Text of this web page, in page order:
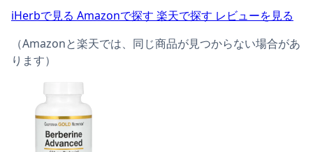
iHerbで見る Amazonで探す 楽天で探す レビューを見る
（Amazonと楽天では、同じ商品が見つからない場合があ
ります）
California Gold Nutrition, ベルベリン フィトソームの商品